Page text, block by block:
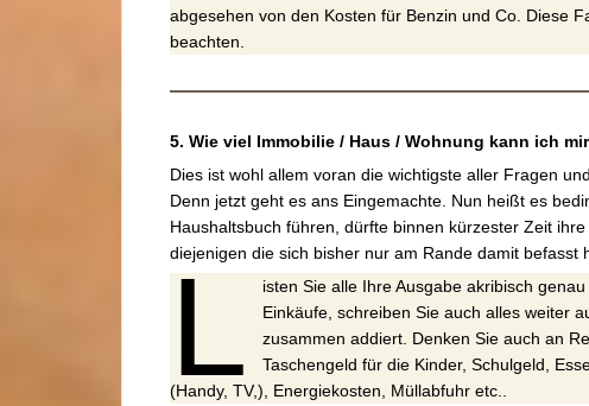
abgesehen von den Kosten für Benzin und Co. Diese
beachten.
5. Wie viel Immobilie / Haus / Wohnung kann ich
Dies ist wohl allem voran die wichtigste aller Fragen
Denn jetzt geht es ans Eingemachte. Nun heißt es
Haushaltsbuch führen, dürfte binnen kürzester Zeit
diejenigen die sich bisher nur am Rande damit befasst
L
isten Sie alle Ihre Ausgabe akribisch
Einkäufe, schreiben Sie auch alles weiter
zusammen addiert. Denken Sie auch an
Taschengeld für die Kinder, Schulgeld,
(Handy, TV,), Energiekosten, Müllabfuhr etc..